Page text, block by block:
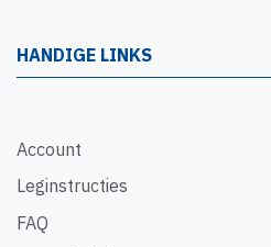
HANDIGE LINKS
Account
Leginstructies
FAQ